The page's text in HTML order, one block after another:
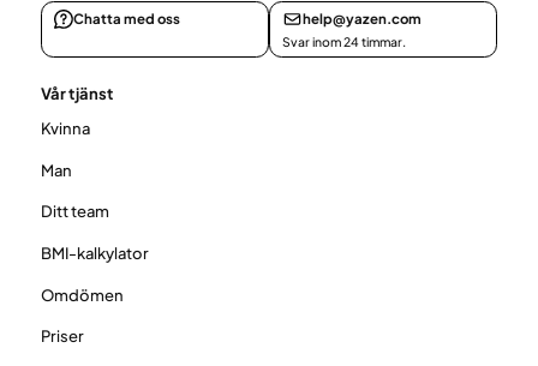
Chatta med oss help@yazen.com
Svar inom 24 timmar.
Vår tjänst
Kvinna
Man
Ditt team
BMI-kalkylator
Omdömen
Priser